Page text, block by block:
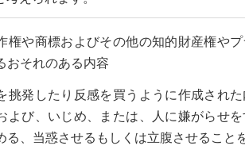
権や商標およびその他の知的財産権や
おそれのある内容
挑発したり反感を買うように作成され
よび、いじめ、または、人に嫌がらせ
る、当惑させるもしくは立腹させること